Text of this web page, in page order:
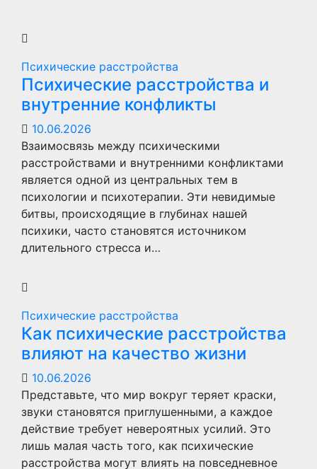
Психические расстройства
Психические расстройства и
внутренние конфликты
10.06.2026
Взаимосвязь между психическими
расстройствами и внутренними конфликтами
является одной из центральных тем в
психологии и психотерапии. Эти невидимые
битвы, происходящие в глубинах нашей
психики, часто становятся источником
длительного стресса и…
Психические расстройства
Как психические расстройства
влияют на качество жизни
10.06.2026
Представьте, что мир вокруг теряет краски,
звуки становятся приглушенными, а каждое
действие требует невероятных усилий. Это
лишь малая часть того, как психические
расстройства могут влиять на повседневное